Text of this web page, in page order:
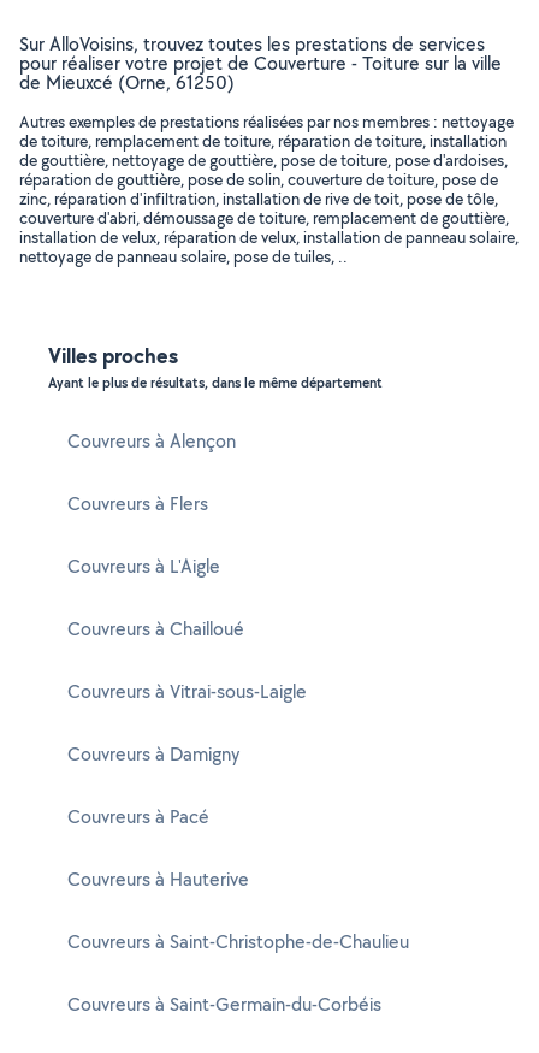
Sur AlloVoisins, trouvez toutes les prestations de services
pour réaliser votre projet de Couverture - Toiture sur la ville
de Mieuxcé (Orne, 61250)
Autres exemples de prestations réalisées par nos membres : nettoyage
de toiture, remplacement de toiture, réparation de toiture, installation
de gouttière, nettoyage de gouttière, pose de toiture, pose d'ardoises,
réparation de gouttière, pose de solin, couverture de toiture, pose de
zinc, réparation d'infiltration, installation de rive de toit, pose de tôle,
couverture d'abri, démoussage de toiture, remplacement de gouttière,
installation de velux, réparation de velux, installation de panneau solaire,
nettoyage de panneau solaire, pose de tuiles, ..
Villes proches
Ayant le plus de résultats, dans le même département
Couvreurs à Alençon
Couvreurs à Flers
Couvreurs à L'Aigle
Couvreurs à Chailloué
Couvreurs à Vitrai-sous-Laigle
Couvreurs à Damigny
Couvreurs à Pacé
Couvreurs à Hauterive
Couvreurs à Saint-Christophe-de-Chaulieu
Couvreurs à Saint-Germain-du-Corbéis